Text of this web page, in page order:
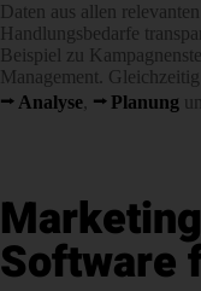
Daten aus allen
Handlungs­bedarfe
Beispiel zu
Management.
Analyse, Planung
Software